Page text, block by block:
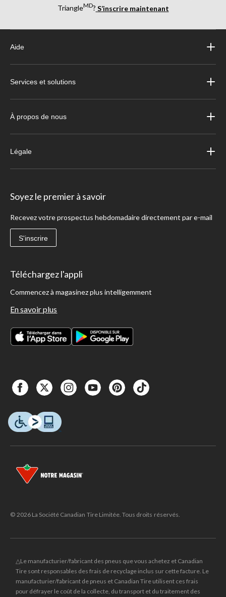
TriangleMD? S’inscrire maintenant
Aide
Services et solutions
À propos de nous
Légale
Soyez le premier à savoir
Recevez votre prospectus hebdomadaire directement par e-mail
S'inscrire
Téléchargez l'appli
Commencez à magasinez plus intelligemment
En savoir plus
© 2026 La Société Canadian Tire Limitée. Tous droits réservés.
△Le manufacturier/fabricant des pneus que vous achetez et Canadian
Tire sont responsables des frais de recyclage inclus sur cette facture. Le
manufacturier/fabricant de pneus et Canadian Tire utilisent ces frais
pour défrayer le coût de la collecte, du transport et du traitement des